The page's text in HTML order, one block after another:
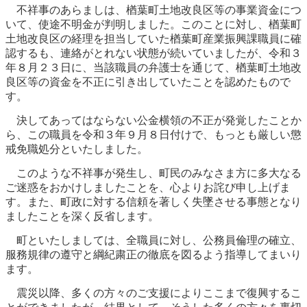
不祥事のあらましは、楢葉町土地改良区等の事業資金につ
いて、使途不明金が判明しました。このことに対し、楢葉町
土地改良区の経理を担当していた楢葉町産業振興課職員に確
認するも、連絡がとれない状態が続いていましたが、令和３
年８月２３日に、当該職員の弁護士を通じて、楢葉町土地改
良区等の資金を不正に引き出していたことを認めたもので
す。
決してあってはならない公金横領の不正が発覚したことか
ら、この職員を令和３年９月８日付けで、もっとも厳しい懲
戒免職処分といたしました。
このような不祥事が発生し、町民のみなさま方に多大なる
ご迷惑をおかけしましたことを、心よりお詫び申し上げま
す。また、町政に対する信頼を著しく失墜させる事態となり
ましたことを深く反省します。
町といたしましては、全職員に対し、公務員倫理の確立、
服務規律の遵守と綱紀粛正の徹底を図るよう指導してまいり
ます。
震災以降、多くの方々のご支援によりここまで復興するこ